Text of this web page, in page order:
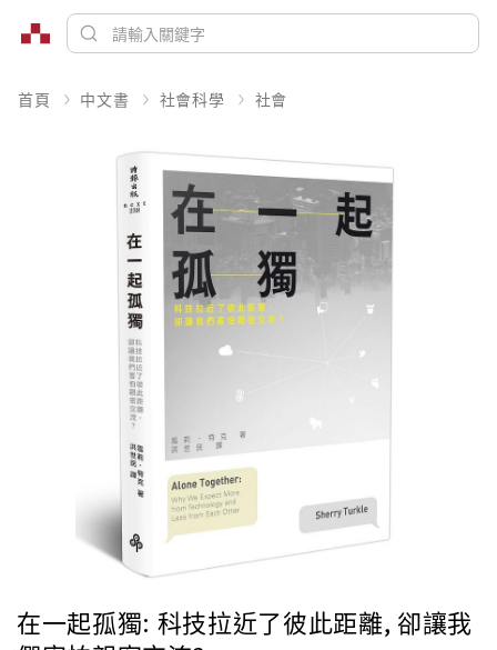
首頁 中文書 社會科學 社會
在一起孤獨: 科技拉近了彼此距離, 卻讓我